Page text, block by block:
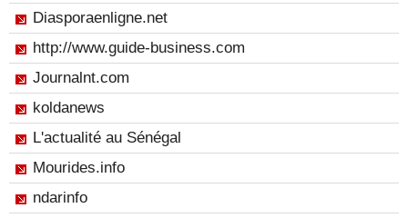
Diasporaenligne.net
http://www.guide-business.com
Journalnt.com
koldanews
L'actualité au Sénégal
Mourides.info
ndarinfo